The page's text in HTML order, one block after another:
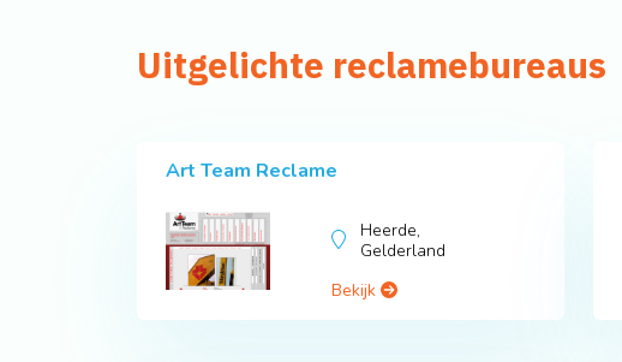
Uitgelichte reclamebureaus
Art Team Reclame
Heerde,
Gelderland
Bekijk